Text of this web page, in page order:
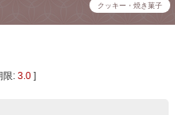
クッキー・焼き菓子
限: 3.0 ]